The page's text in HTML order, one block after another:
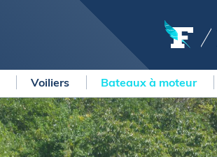
COURSES
Courses au large
Régates
Voiliers Bateaux à moteur